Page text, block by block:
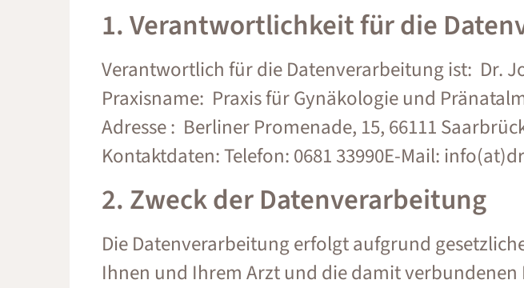
1. Verantwortlichkeit für die
Verantwortlich für die Datenverarbeitung ist: Dr.
Praxisname: Praxis für Gynäkologie und
Adresse : Berliner Promenade, 15, 66111
Kontaktdaten: Telefon: 0681 33990E-Mail:
2. Zweck der Datenverarbeitung
Die Datenverarbeitung erfolgt aufgrund
Ihnen und Ihrem Arzt und die damit